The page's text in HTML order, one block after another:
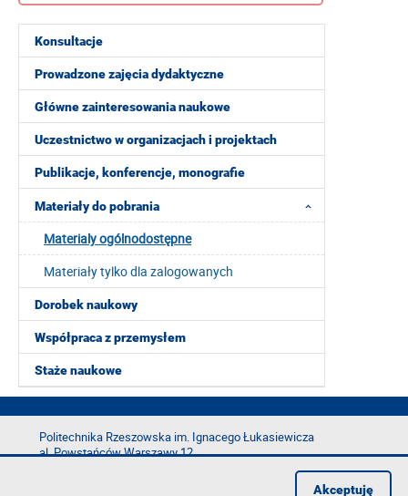
Konsultacje
Prowadzone zajęcia dydaktyczne
Główne zainteresowania naukowe
Uczestnictwo w organizacjach i projektach
Publikacje, konferencje, monografie
Materiały do pobrania
Materialy ogólnodostępne
Materiały tylko dla zalogowanych
Dorobek naukowy
Współpraca z przemysłem
Staże naukowe
Politechnika Rzeszowska im. Ignacego Łukasiewicza
al. Powstańców Warszawy 12
Akceptuję